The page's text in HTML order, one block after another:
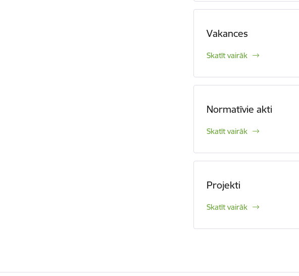
Vakances
Skatīt vairāk
Normatīvie akti
Skatīt vairāk
Projekti
Skatīt vairāk